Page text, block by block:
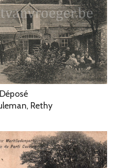
Rethy